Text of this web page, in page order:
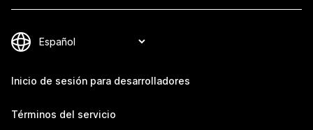
Inicio de sesión para desarrolladores
Términos del servicio